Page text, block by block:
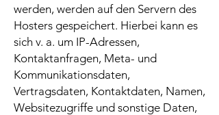
werden, werden auf den Servern des
Hosters gespeichert. Hierbei kann es
sich v. a. um IP-Adressen,
Kontaktanfragen, Meta- und
Kommunikationsdaten,
Vertragsdaten, Kontaktdaten, Namen,
Websitezugriffe und sonstige Daten,